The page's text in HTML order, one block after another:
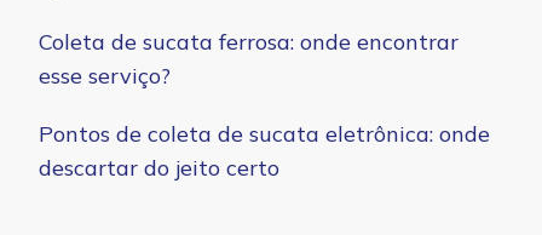
Coleta de sucata ferrosa: onde encontrar
esse serviço?
Pontos de coleta de sucata eletrônica: onde
descartar do jeito certo